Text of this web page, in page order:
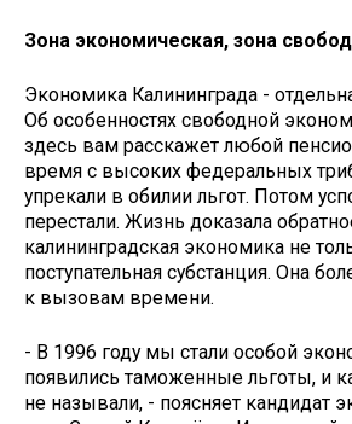
Зона экономическая, зона
Экономика Калининграда -
Об особенностях свободной
здесь вам расскажет любой
время с высоких федеральных
упрекали в обилии льгот. Потом
перестали. Жизнь доказала
калининградская экономика не
поступательная субстанция. Она
к вызовам времени.
- В 1996 году мы стали особой
появились таможенные льготы, и
не называли, - поясняет кандидат